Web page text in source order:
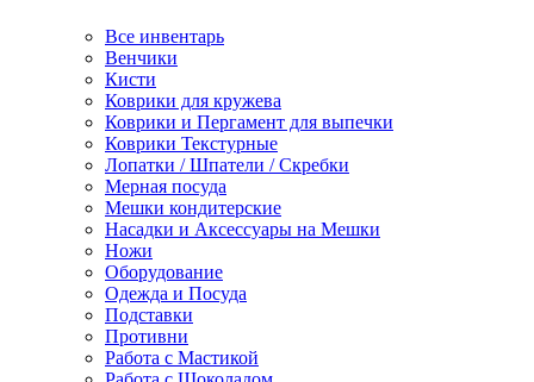
Все инвентарь
Венчики
Кисти
Коврики для кружева
Коврики и Пергамент для выпечки
Коврики Текстурные
Лопатки / Шпатели / Скребки
Мерная посуда
Мешки кондитерские
Насадки и Аксессуары на Мешки
Ножи
Оборудование
Одежда и Посуда
Подставки
Противни
Работа с Мастикой